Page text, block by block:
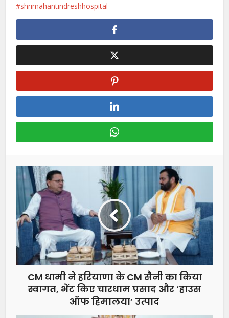
shrimahantindreshhospital
CM धामी ने हरियाणा के CM सैनी का किया
स्वागत, भेंट किए चारधाम प्रसाद और ‘हाउस
ऑफ हिमालया’ उत्पाद